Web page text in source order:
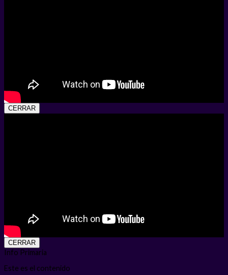
CERRAR
CERRAR
Info Primaria
Este es el contenido